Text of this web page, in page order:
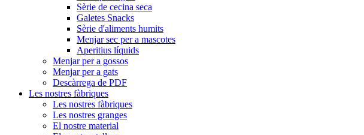
Sèrie de cecina seca
Galetes Snacks
Sèrie d'aliments humits
Menjar sec per a mascotes
Aperitius líquids
Menjar per a gossos
Menjar per a gats
Descàrrega de PDF
Les nostres fàbriques
Les nostres fàbriques
Les nostres granges
El nostre material